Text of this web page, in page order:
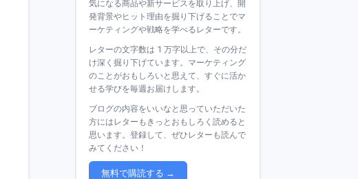
気になる商品や新サービスを取り上げ、開
発背景やヒット理由を掘り下げることでマ
ーケティングや戦略を学べるレターです。
レターの文字数は 1 万字以上で、その分だ
け深く掘り下げています。マーケティング
のことがおもしろいと思えて、すぐに活か
せる学びを毎週お届けします。
ブログの内容をいいなと思っていただいた
方にはレターもきっとおもしろく読めると
思います。登録して、ぜひレターも読んで
みてください！
無料で購読する →